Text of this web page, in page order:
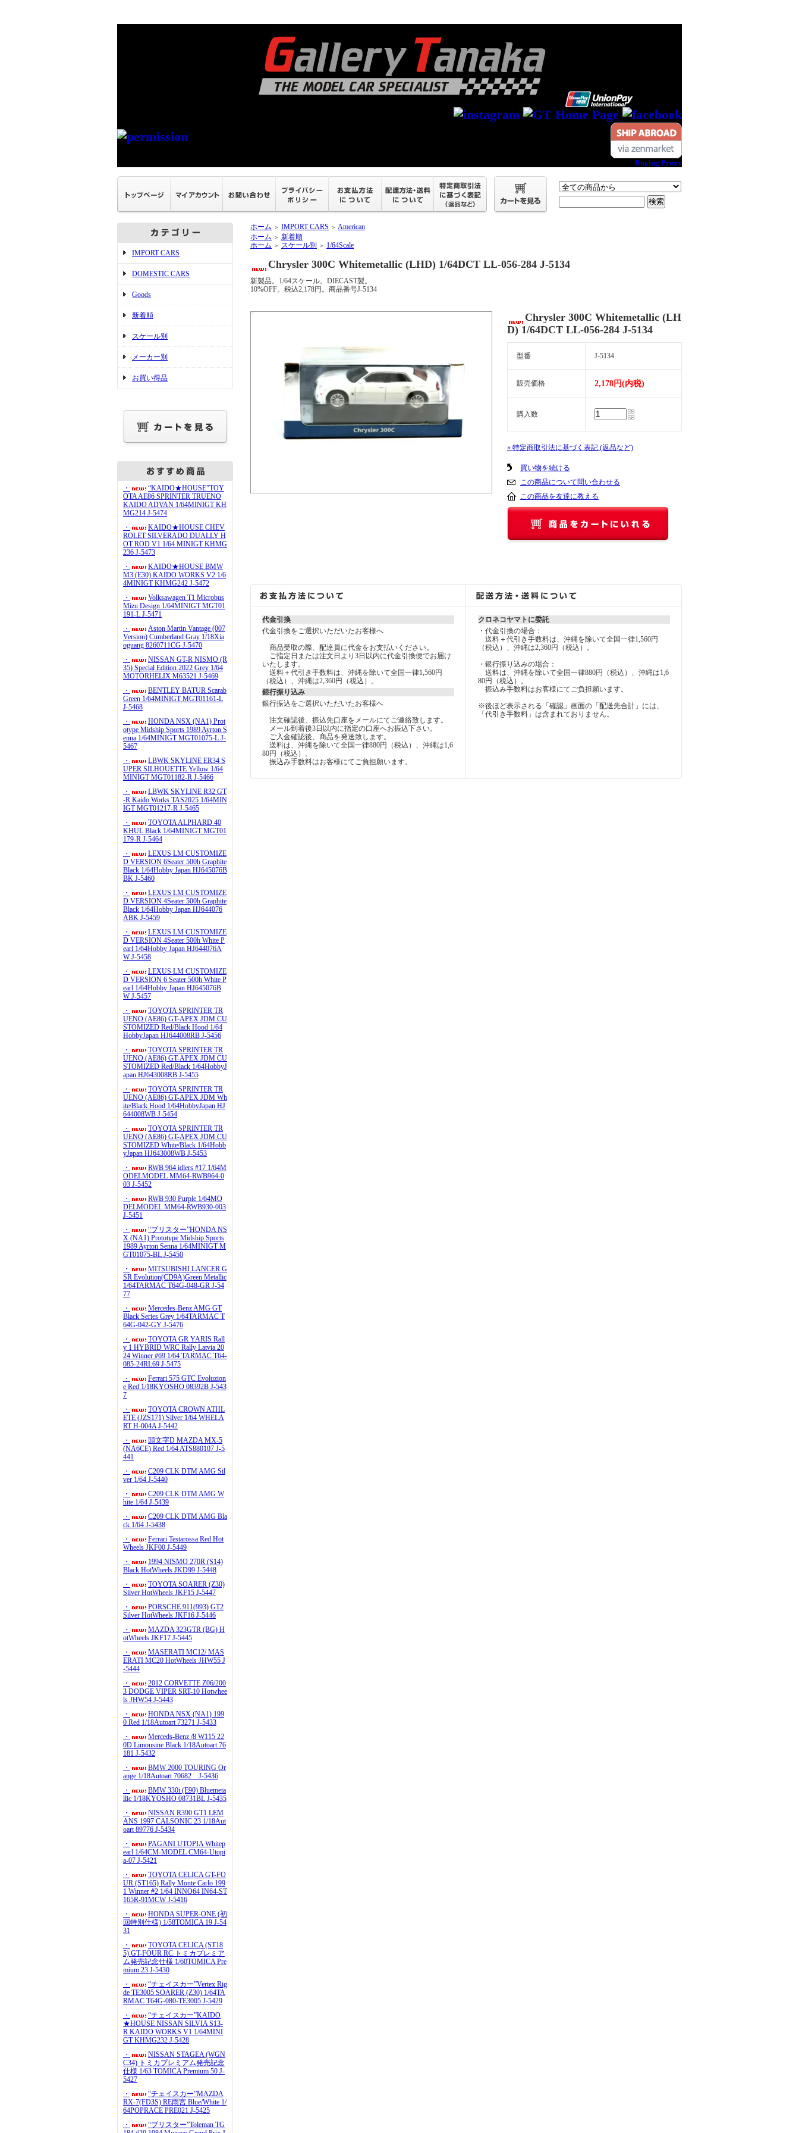
Buying Proxy
IMPORT CARS
DOMESTIC CARS
Goods
新着順
スケール別
メーカー別
お買い得品
・
“KAIDO★HOUSE”TOY
OTA AE86 SPRINTER TRUENO
KAIDO ADVAN 1/64MINIGT KH
MG214 J-5474
・
KAIDO★HOUSE CHEV
ROLET SILVERADO DUALLY H
OT ROD V1 1/64 MINIGT KHMG
236 J-5473
・
KAIDO★HOUSE BMW
M3 (E30) KAIDO WORKS V2 1/6
4MINIGT KHMG242 J-5472
・
Volksawagen T1 Microbus
Mizu Design 1/64MINIGT MGT01
191-L J-5471
・
Aston Martin Vantage (007
Version) Cumberland Gray 1/18Xia
oguang 8260711CG J-5470
・
NISSAN GT-R NISMO (R
35) Special Edition 2022 Grey 1/64
MOTORHELIX M63521 J-5469
・
BENTLEY BATUR Scarab
Green 1/64MINIGT MGT01161-L
J-5468
・
HONDA NSX (NA1) Prot
otype Midship Sports 1989 Ayrton S
enna 1/64MINIGT MGT01075-L J-
5467
・
LBWK SKYLINE ER34 S
UPER SILHOUETTE Yellow 1/64
MINIGT MGT01182-R J-5466
・
LBWK SKYLINE R32 GT
-R Kaido Works TAS2025 1/64MIN
IGT MGT01217-R J-5465
・
TOYOTA ALPHARD 40
KHUL Black 1/64MINIGT MGT01
179-R J-5464
・
LEXUS LM CUSTOMIZE
D VERSION 6Seater 500h Graphite
Black 1/64Hobby Japan HJ645076B
BK J-5460
・
LEXUS LM CUSTOMIZE
D VERSION 4Seater 500h Graphite
Black 1/64Hobby Japan HJ644076
ABK J-5459
・
LEXUS LM CUSTOMIZE
D VERSION 4Seater 500h White P
earl 1/64Hobby Japan HJ644076A
W J-5458
・
LEXUS LM CUSTOMIZE
D VERSION 6 Seater 500h White P
earl 1/64Hobby Japan HJ645076B
W J-5457
・
TOYOTA SPRINTER TR
UENO (AE86) GT-APEX JDM CU
STOMIZED Red/Black Hood 1/64
HobbyJapan HJ644008RB J-5456
・
TOYOTA SPRINTER TR
UENO (AE86) GT-APEX JDM CU
STOMIZED Red/Black 1/64HobbyJ
apan HJ643008RB J-5455
・
TOYOTA SPRINTER TR
UENO (AE86) GT-APEX JDM Wh
ite/Black Hood 1/64HobbyJapan HJ
644008WB J-5454
・
TOYOTA SPRINTER TR
UENO (AE86) GT-APEX JDM CU
STOMIZED White/Black 1/64Hobb
yJapan HJ643008WB J-5453
・
RWB 964 idlers #17 1/64M
ODELMODEL MM64-RWB964-0
03 J-5452
・
RWB 930 Purple 1/64MO
DELMODEL MM64-RWB930-003
J-5451
・
“ブリスター”HONDA NS
X (NA1) Prototype Midship Sports
1989 Ayrton Senna 1/64MINIGT M
GT01075-BL J-5450
・
MITSUBISHI LANCER G
SR Evolution(CD9A)Green Metallic
1/64TARMAC T64G-048-GR J-54
77
・
Mercedes-Benz AMG GT
Black Series Grey 1/64TARMAC T
64G-042-GY J-5476
・
TOYOTA GR YARIS Rall
y 1 HYBRID WRC Rally Latvia 20
24 Winner #69 1/64 TARMAC T64-
085-24RL69 J-5475
・
Ferrari 575 GTC Evoluzion
e Red 1/18KYOSHO 08392B J-543
7
・
TOYOTA CROWN ATHL
ETE (JZS171) Silver 1/64 WHELA
RT H-004A J-5442
・
頭文字D MAZDA MX-5
(NA6CE) Red 1/64 ATS880107 J-5
441
・
C209 CLK DTM AMG Sil
ver 1/64 J-5440
・
C209 CLK DTM AMG W
hite 1/64 J-5439
・
C209 CLK DTM AMG Bla
ck 1/64 J-5438
・
Ferrari Testarossa Red Hot
Wheels JKF00 J-5449
・
1994 NISMO 270R (S14)
Black HotWheels JKD99 J-5448
・
TOYOTA SOARER (Z30)
Silver HotWheels JKF15 J-5447
・
PORSCHE 911(993) GT2
Silver HotWheels JKF16 J-5446
・
MAZDA 323GTR (BG) H
otWheels JKF17 J-5445
・
MASERATI MC12/ MAS
ERATI MC20 HotWheels JHW55 J
-5444
・
2012 CORVETTE Z06/200
3 DODGE VIPER SRT-10 Hotwhee
ls JHW54 J-5443
・
HONDA NSX (NA1) 199
0 Red 1/18Autoart 73271 J-5433
・
Merceds-Benz /8 W115 22
0D Limousine Black 1/18Autoart 76
181 J-5432
・
BMW 2000 TOURING Or
ange 1/18Autoart 70682 J-5436
・
BMW 330i (E90) Bluemeta
llic 1/18KYOSHO 08731BL J-5435
・
NISSAN R390 GT1 LEM
ANS 1997 CALSONIC 23 1/18Aut
oart 89776 J-5434
・
PAGANI UTOPIA Whitep
earl 1/64CM-MODEL CM64-Utopi
a-07 J-5421
・
TOYOTA CELICA GT-FO
UR (ST165) Rally Monte Carlo 199
1 Winner #2 1/64 INNO64 IN64-ST
165R-91MCW J-5416
・
HONDA SUPER-ONE (初
回特別仕様) 1/58TOMICA 19 J-54
31
・
TOYOTA CELICA (ST18
5) GT-FOUR RC トミカプレミア
ム発売記念仕様 1/60TOMICA Pre
mium 23 J-5430
・
“チェイスカー”Vertex Rig
de TE3005 SOARER (Z30) 1/64TA
RMAC T64G-080-TE3005 J-5429
・
“チェイスカー”KAIDO
★HOUSE NISSAN SILVIA S13-
R KAIDO WORKS V1 1/64MINI
GT KHMG232 J-5428
・
NISSAN STAGEA (WGN
C34) トミカプレミアム発売記念
仕様 1/63 TOMICA Premium 50 J-
5427
・
“チェイスカー”MAZDA
RX-7(FD3S) RE雨宮 Blue/White 1/
64POPRACE PRE021 J-5425
・
“ブリスター”Toleman TG
ホーム ＞ IMPORT CARS ＞ American
ホーム ＞ 新着順
ホーム ＞ スケール別 ＞ 1/64Scale
Chrysler 300C Whitemetallic (LHD) 1/64DCT LL-056-284 J-5134
新製品。1/64スケール。DIECAST製。
10%OFF。税込2,178円。商品番号J-5134
Chrysler 300C Whitemetallic (LH
D) 1/64DCT LL-056-284 J-5134
型番 J-5134
販売価格 2,178円(内税)
購入数
» 特定商取引法に基づく表記 (返品など)
買い物を続ける
この商品について問い合わせる
この商品を友達に教える
代金引換
代金引換をご選択いただいたお客様へ
商品受取の際、配達員に代金をお支払いください。
ご指定日または注文日より3日以内に代金引換便でお届け
いたします。
送料＋代引き手数料は、沖縄を除いて全国一律1,560円
（税込）、沖縄は2,360円（税込）。
銀行振り込み
銀行振込をご選択いただいたお客様へ
注文確認後、振込先口座をメールにてご連絡致します。
メール到着後3日以内に指定の口座へお振込下さい。
ご入金確認後、商品を発送致します。
送料は、沖縄を除いて全国一律880円（税込）、沖縄は1,6
80円（税込）。
振込み手数料はお客様にてご負担願います。
クロネコヤマトに委託
・代金引換の場合：
送料＋代引き手数料は、沖縄を除いて全国一律1,560円
（税込）、沖縄は2,360円（税込）。
・銀行振り込みの場合：
送料は、沖縄を除いて全国一律880円（税込）、沖縄は1,6
80円（税込）。
振込み手数料はお客様にてご負担願います。
※後ほど表示される「確認」画面の「配送先合計」には、
「代引き手数料」は含まれておりません。